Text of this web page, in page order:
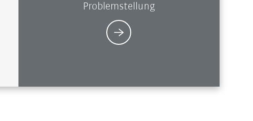
Problemstellung